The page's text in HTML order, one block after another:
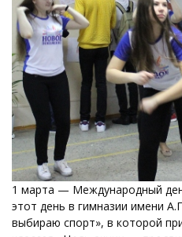
1 марта — Международный
этот день в гимназии имени
выбираю спорт», в которой